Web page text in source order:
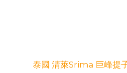
泰國 清萊Srima 巨峰提